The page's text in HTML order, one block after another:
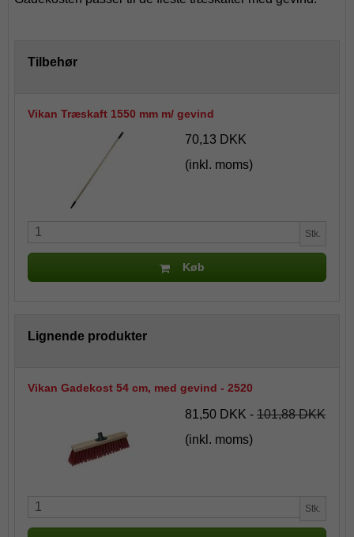
Tilbehør
Vikan Træskaft 1550 mm m/ gevind
70,13 DKK
(inkl. moms)
Stk.
Køb
Lignende produkter
Vikan Gadekost 54 cm, med gevind - 2520
81,50 DKK - 101,88 DKK
(inkl. moms)
Stk.